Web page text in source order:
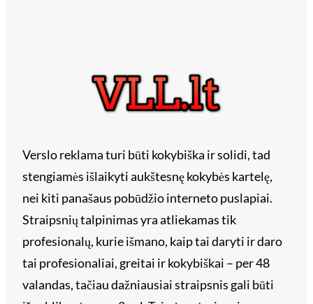
Verslo reklama turi būti kokybiška ir solidi, tad
stengiamės išlaikyti aukštesnę kokybės kartelę,
nei kiti panašaus pobūdžio interneto puslapiai.
Straipsnių talpinimas yra atliekamas tik
profesionalų, kurie išmano, kaip tai daryti ir daro
tai profesionaliai, greitai ir kokybiškai – per 48
valandas, tačiau dažniausiai straipsnis gali būti